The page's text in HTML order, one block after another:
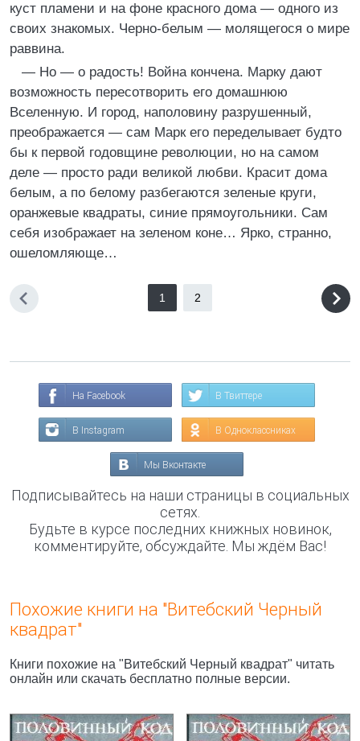
куст пламени и на фоне красного дома — одного из
своих знакомых. Черно-белым — молящегося о мире
раввина.
— Но — о радость! Война кончена. Марку дают
возможность пересотворить его домашнюю
Вселенную. И город, наполовину разрушенный,
преображается — сам Марк его переделывает будто
бы к первой годовщине революции, но на самом
деле — просто ради великой любви. Красит дома
белым, а по белому разбегаются зеленые круги,
оранжевые квадраты, синие прямоугольники. Сам
себя изображает на зеленом коне… Ярко, странно,
ошеломляюще…
1 2
На Facebook В Твиттере
В Instagram В Одноклассниках
Мы Вконтакте
Подписывайтесь на наши страницы в социальных
сетях.
Будьте в курсе последних книжных новинок,
комментируйте, обсуждайте. Мы ждём Вас!
Похожие книги на "Витебский Черный
квадрат"
Книги похожие на "Витебский Черный квадрат" читать
онлайн или скачать бесплатно полные версии.